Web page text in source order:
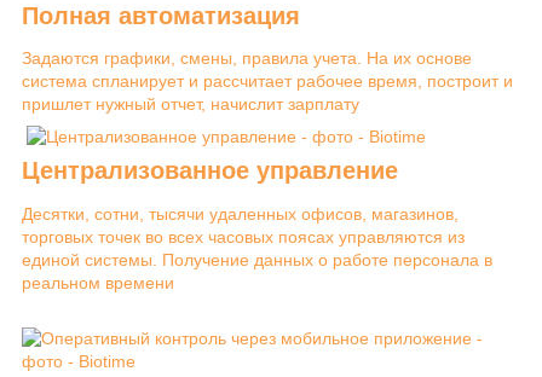
Полная автоматизация
Задаются графики, смены, правила учета. На их основе
система спланирует и рассчитает рабочее время, построит и
пришлет нужный отчет, начислит зарплату
Централизованное управление
Десятки, сотни, тысячи удаленных офисов, магазинов,
торговых точек во всех часовых поясах управляются из
единой системы. Получение данных о работе персонала в
реальном времени